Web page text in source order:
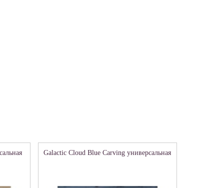
Galactic Cloud Blue Carving универсальная